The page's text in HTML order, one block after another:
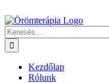
Keresés...
Kezdőlap
Rólunk